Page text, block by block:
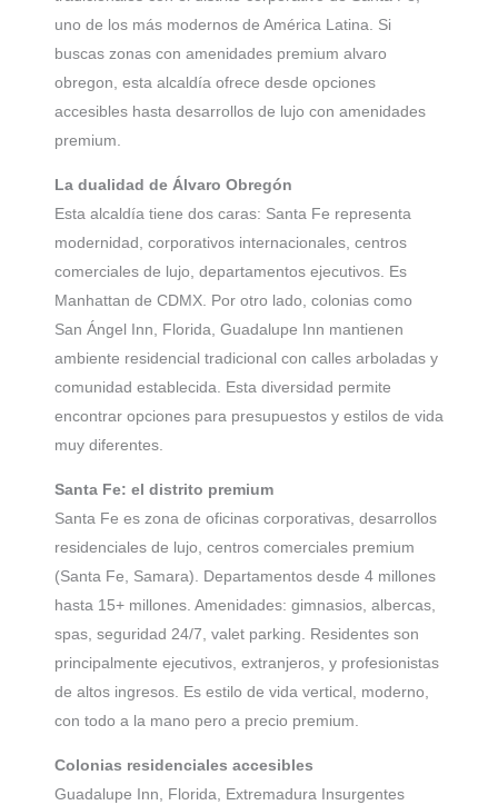
uno de los más modernos de América Latina. Si
buscas zonas con amenidades premium alvaro
obregon, esta alcaldía ofrece desde opciones
accesibles hasta desarrollos de lujo con amenidades
premium.
La dualidad de Álvaro Obregón
Esta alcaldía tiene dos caras: Santa Fe representa
modernidad, corporativos internacionales, centros
comerciales de lujo, departamentos ejecutivos. Es
Manhattan de CDMX. Por otro lado, colonias como
San Ángel Inn, Florida, Guadalupe Inn mantienen
ambiente residencial tradicional con calles arboladas y
comunidad establecida. Esta diversidad permite
encontrar opciones para presupuestos y estilos de vida
muy diferentes.
Santa Fe: el distrito premium
Santa Fe es zona de oficinas corporativas, desarrollos
residenciales de lujo, centros comerciales premium
(Santa Fe, Samara). Departamentos desde 4 millones
hasta 15+ millones. Amenidades: gimnasios, albercas,
spas, seguridad 24/7, valet parking. Residentes son
principalmente ejecutivos, extranjeros, y profesionistas
de altos ingresos. Es estilo de vida vertical, moderno,
con todo a la mano pero a precio premium.
Colonias residenciales accesibles
Guadalupe Inn, Florida, Extremadura Insurgentes